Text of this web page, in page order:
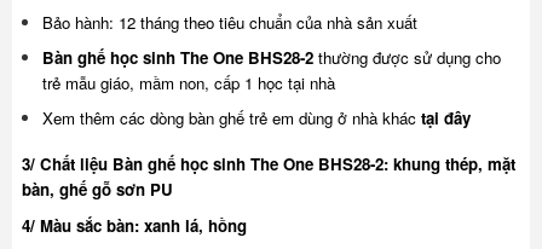
Bảo hành: 12 tháng theo tiêu chuẩn của nhà sản xuất
Bàn ghế học sinh The One BHS28-2 thường được sử dụng cho
trẻ mẫu giáo, mầm non, cấp 1 học tại nhà
Xem thêm các dòng bàn ghế trẻ em dùng ở nhà khác tại đây
3/ Chất liệu Bàn ghế học sinh The One BHS28-2: khung thép, mặt
bàn, ghế gỗ sơn PU
4/ Màu sắc bàn: xanh lá, hồng